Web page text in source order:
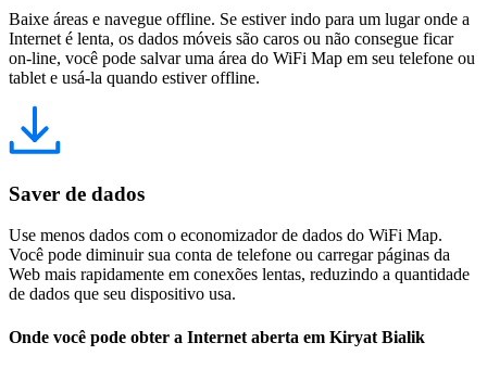
Baixe áreas e navegue offline. Se estiver indo para um lugar onde a
Internet é lenta, os dados móveis são caros ou não consegue ficar
on-line, você pode salvar uma área do WiFi Map em seu telefone ou
tablet e usá-la quando estiver offline.
Saver de dados
Use menos dados com o economizador de dados do WiFi Map.
Você pode diminuir sua conta de telefone ou carregar páginas da
Web mais rapidamente em conexões lentas, reduzindo a quantidade
de dados que seu dispositivo usa.
Onde você pode obter a Internet aberta em Kiryat Bialik